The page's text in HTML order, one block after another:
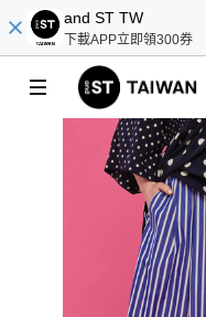
and ST TW
下載APP立即領300券